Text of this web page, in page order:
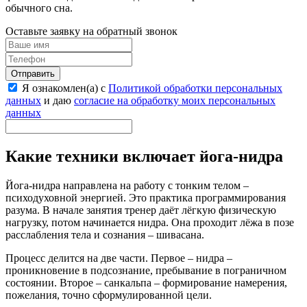
обычного сна.
Оставьте заявку на обратный звонок
Отправить
Я ознакомлен(а) с Политикой обработки персональных
данных и даю согласие на обработку моих персональных
данных
Какие техники включает йога-нидра
Йога-нидра направлена на работу с тонким телом –
психодуховной энергией. Это практика программирования
разума. В начале занятия тренер даёт лёгкую физическую
нагрузку, потом начинается нидра. Она проходит лёжа в позе
расслабления тела и сознания – шивасана.
Процесс делится на две части. Первое – нидра –
проникновение в подсознание, пребывание в пограничном
состоянии. Второе – санкальпа – формирование намерения,
пожелания, точно сформулированной цели.